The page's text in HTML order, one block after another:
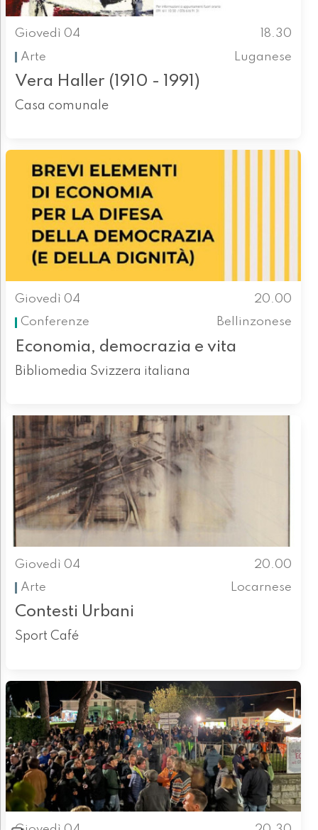
Giovedì 04
18.30
Arte
Luganese
Vera Haller (1910 - 1991)
Casa comunale
Giovedì 04
20.00
Conferenze
Bellinzonese
Economia, democrazia e vita
Bibliomedia Svizzera italiana
Giovedì 04
20.00
Arte
Locarnese
Contesti Urbani
Sport Café